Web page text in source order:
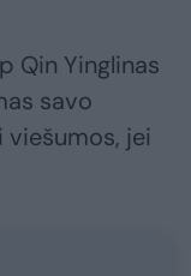
Qin Yinglinas
savo
jei